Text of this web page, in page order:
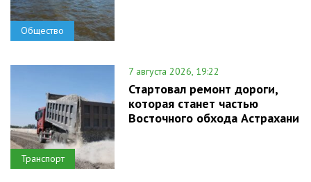
Общество
Транспорт
7 августа 2026, 19:22
Стартовал ремонт дороги,
которая станет частью
Восточного обхода Астрахани